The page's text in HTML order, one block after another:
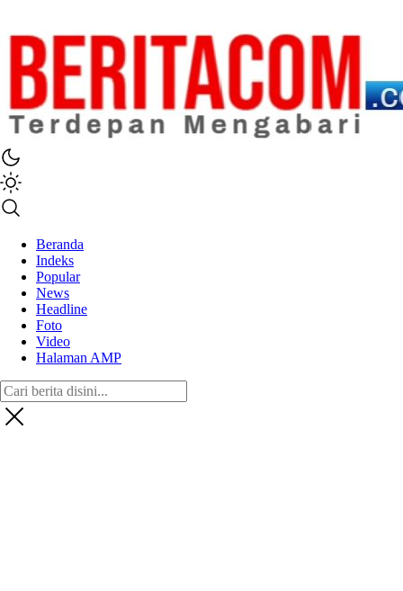
beritacom.com
bestnews
Beranda
Indeks
Popular
News
Headline
Foto
Video
Halaman AMP